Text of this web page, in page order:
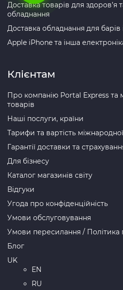
Доставка товарів для здоров’я
обладнання
Доставка обладнання для барів
Apple iPhone та інша
Клієнтам
Про компанію Portal Express та
товарів
Наші послуги, країни
Тарифи та вартість
Гарантії доставки та
Для бізнесу
Каталог магазинів світу
Відгуки
Угода про конфіденційність
Умови обслуговування
Умови пересилання / Політика
Блог
UK
EN
RU